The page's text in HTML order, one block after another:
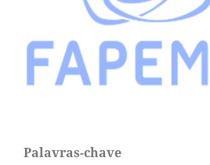
Palavras-chave